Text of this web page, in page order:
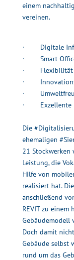
einem
vereinen.
· Digitale
· Smart
· Flexibilität
·
·
· Exzellente
Die
ehemaligen
21 Stockwerken
Leistung, die
Hilfe von
realisiert hat.
anschließend
REVIT zu
Gebäudemodell
Doch damit
Gebäude selbst
rund um das